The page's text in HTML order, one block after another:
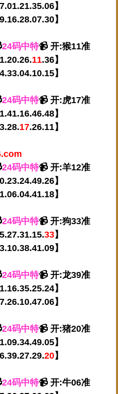
】
】
24码中特📹 开:猴11准
11.36】
】
24码中特📹 开:虎17准
】
17.26.11】
24码中特📹 开:羊12准
】
】
24码中特📹 开:狗33准
33】
】
24码中特📹 开:龙39准
】
】
24码中特📹 开:猪20准
】
20】
24码中特📹 开:牛06准